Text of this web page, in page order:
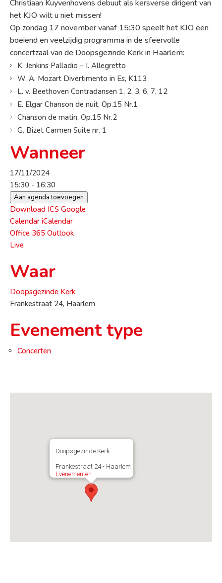
Christiaan Kuyvenhovens debuut als kersverse dirigent van
het KJO wilt u niet missen!
Op zondag 17 november vanaf 15:30 speelt het KJO een
boeiend en veelzijdig programma in de sfeervolle
concertzaal van de Doopsgezinde Kerk in Haarlem:
K. Jenkins Palladio – I. Allegretto
W. A. Mozart Divertimento in Es, K113
L. v. Beethoven Contradansen 1, 2, 3, 6, 7, 12
E. Elgar Chanson de nuit, Op.15 Nr.1
Chanson de matin, Op.15 Nr.2
G. Bizet Carmen Suite nr. 1
Wanneer
17/11/2024
15:30 - 16:30
Aan agenda toevoegen
Download ICS Google
Calendar iCalendar
Office 365 Outlook
Live
Waar
Doopsgezinde Kerk
Frankestraat 24, Haarlem
Evenement type
Concerten
Doopsgezinde Kerk
Frankestraat 24 - Haarlem
Evenementen